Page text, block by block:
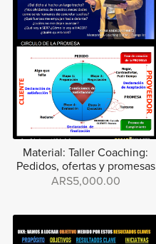
Material: Taller Coaching:
Pedidos, ofertas y promesas
ARS5,000.00